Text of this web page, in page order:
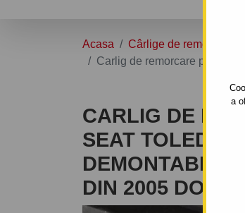
a
Acasa Cârlige de remorcare
Carlig de remorcare pentru
CARLIG DE
SEAT TOLEDO
DEMONTABIL
DIN 2005 DO